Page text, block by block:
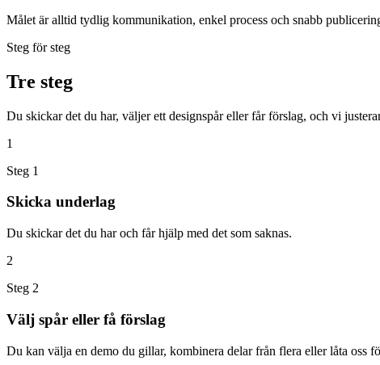
Målet är alltid tydlig kommunikation, enkel process och snabb
Steg för steg
Tre steg
Du skickar det du har, väljer ett designspår eller får förslag, och vi
1
Steg 1
Skicka underlag
Du skickar det du har och får hjälp med det som saknas.
2
Steg 2
Välj spår eller få förslag
Du kan välja en demo du gillar, kombinera delar från flera eller låta oss